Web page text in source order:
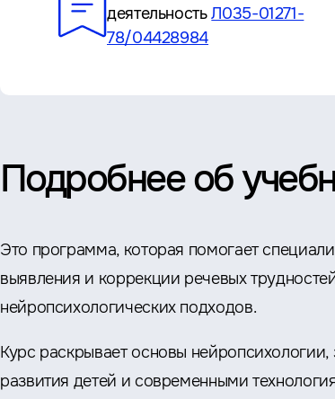
деятельностьЛ035-01271-
78/04428984
Подробнее об
Это программа, которая помогает
выявления и коррекции речевых
нейропсихологических подходов.
Курс раскрывает основы
развития детей и современными